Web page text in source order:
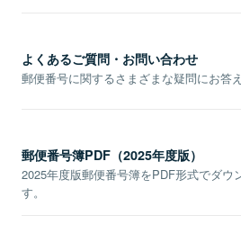
よくあるご質問・お問い合わせ
郵便番号に関するさまざまな疑問にお答え
郵便番号簿PDF（2025年度版）
2025年度版郵便番号簿をPDF形式でダウ
す。